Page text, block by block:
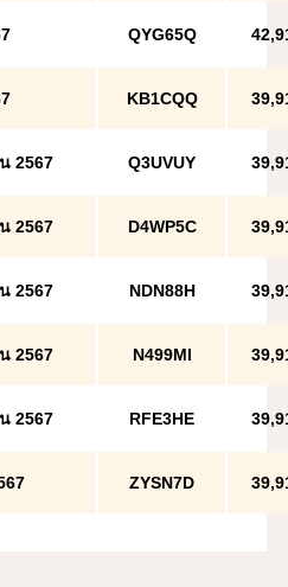
QYG65Q
KB1CQQ
2567 Q3UVUY
2567 D4WP5C
2567 NDN88H
2567 N499MI
2567 RFE3HE
ZYSN7D